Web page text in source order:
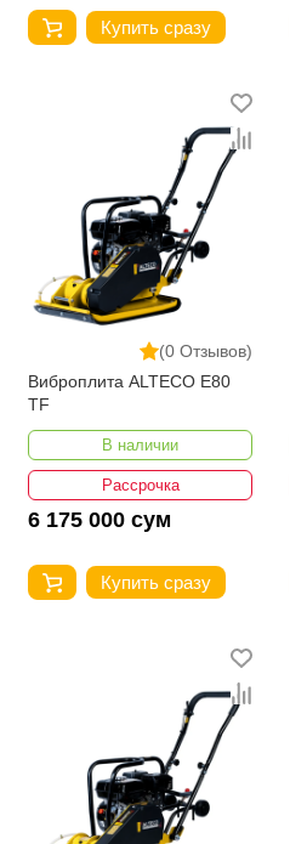
Купить сразу
(0 Отзывов)
Виброплита ALTECO E80
TF
В наличии
Рассрочка
6 175 000 сум
Купить сразу